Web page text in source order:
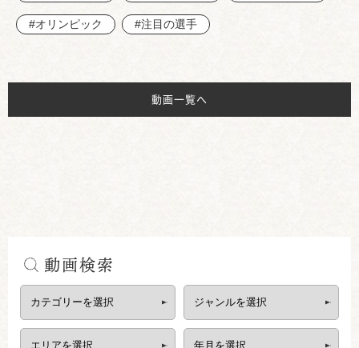
#オリンピック #注目の選手
動画一覧へ
動画検索